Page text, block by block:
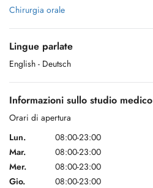
Chirurgia orale
Lingue parlate
English - Deutsch
Informazioni sullo studio medico
Orari di apertura
Lun.
08:00-23:00
Mar.
08:00-23:00
Mer.
08:00-23:00
Gio.
08:00-23:00